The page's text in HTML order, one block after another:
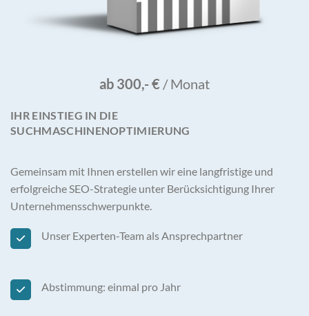
ab 300,- € / Monat
IHR EINSTIEG IN DIE
SUCHMASCHINENOPTIMIERUNG
Gemeinsam mit Ihnen erstellen wir eine langfristige und
erfolgreiche SEO-Strategie unter Berücksichtigung Ihrer
Unternehmensschwerpunkte.
Unser Experten-Team als Ansprechpartner
Abstimmung: einmal pro Jahr